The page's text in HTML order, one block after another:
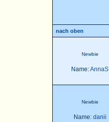
nach oben
Newbie
Name:AnnaS
Newbie
Name: danii